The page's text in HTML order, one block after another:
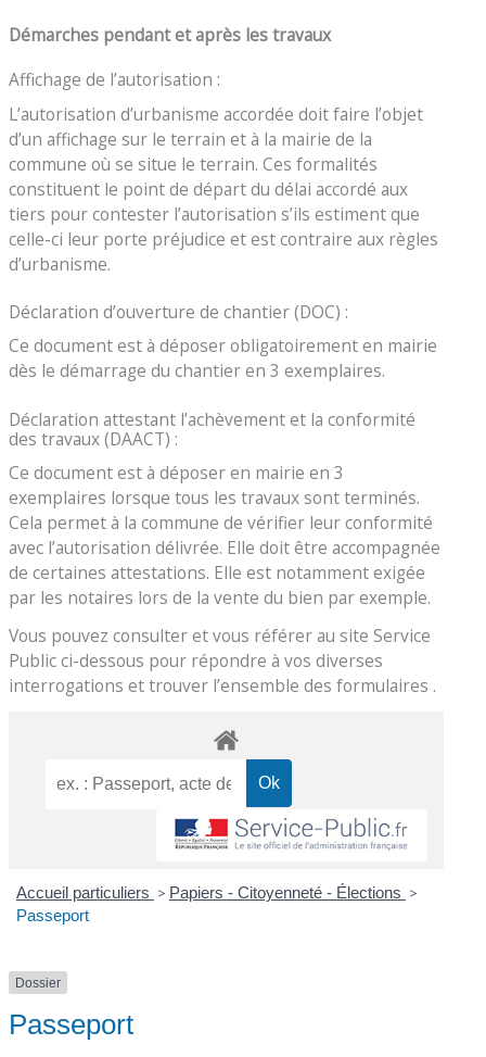
Démarches pendant et après les travaux
Affichage de l’autorisation :
L’autorisation d’urbanisme accordée doit faire l’objet
d’un affichage sur le terrain et à la mairie de la
commune où se situe le terrain. Ces formalités
constituent le point de départ du délai accordé aux
tiers pour contester l’autorisation s’ils estiment que
celle-ci leur porte préjudice et est contraire aux règles
d’urbanisme.
Déclaration d’ouverture de chantier (DOC) :
Ce document est à déposer obligatoirement en mairie
dès le démarrage du chantier en 3 exemplaires.
Déclaration attestant l’achèvement et la conformité
des travaux (DAACT) :
Ce document est à déposer en mairie en 3
exemplaires lorsque tous les travaux sont terminés.
Cela permet à la commune de vérifier leur conformité
avec l’autorisation délivrée. Elle doit être accompagnée
de certaines attestations. Elle est notamment exigée
par les notaires lors de la vente du bien par exemple.
Vous pouvez consulter et vous référer au site Service
Public ci-dessous pour répondre à vos diverses
interrogations et trouver l’ensemble des formulaires .
Accueil particuliers > Papiers - Citoyenneté - Élections >
Passeport
Dossier
Passeport